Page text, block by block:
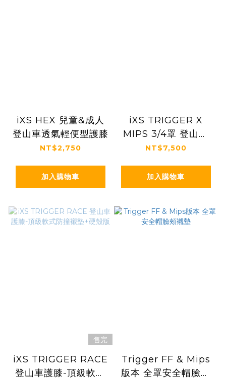
iXS HEX 兒童&成人
登山車透氣輕便型護膝
NT$2,750
加入購物車
iXS TRIGGER X
MIPS 3/4罩 登山車
安全帽
NT$7,500
加入購物車
售完
iXS TRIGGER RACE
登山車護膝-頂級軟式
Trigger FF & Mips
版本 全罩安全帽臉頰